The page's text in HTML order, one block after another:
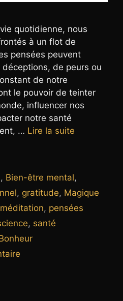
quotidienne, nous
à un flot de
pensées peuvent
de peurs ou
de notre
le pouvoir de teinter
influencer nos
notre santé
… Lire la suite
, Bien-être mental,
, gratitude, Magique
méditation, pensées
, santé